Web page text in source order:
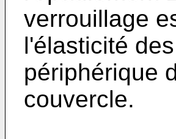
verrouillage
l'élasticité
périphérique
couvercle.